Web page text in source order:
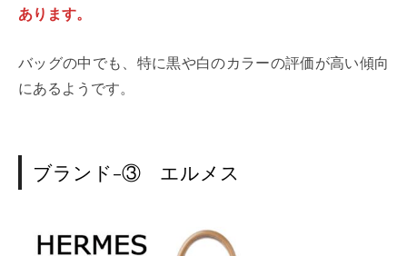
あります。
バッグの中でも、特に黒や白のカラーの評価が高い傾向
にあるようです。
ブランド-③ エルメス